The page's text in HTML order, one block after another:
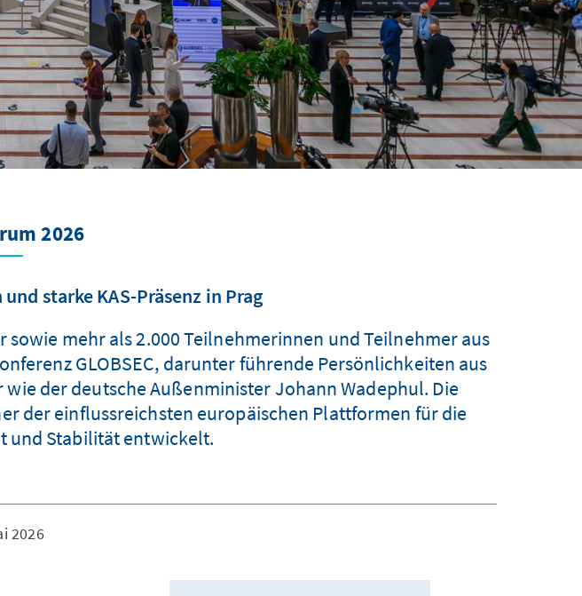
2026
starke KAS-Präsenz in Prag
sowie mehr als 2.000 Teilnehmerinnen und Teilnehmer aus
GLOBSEC, darunter führende Persönlichkeiten aus
der deutsche Außenminister Johann Wadephul. Die
der einflussreichsten europäischen Plattformen für die
und Stabilität entwickelt.
2026